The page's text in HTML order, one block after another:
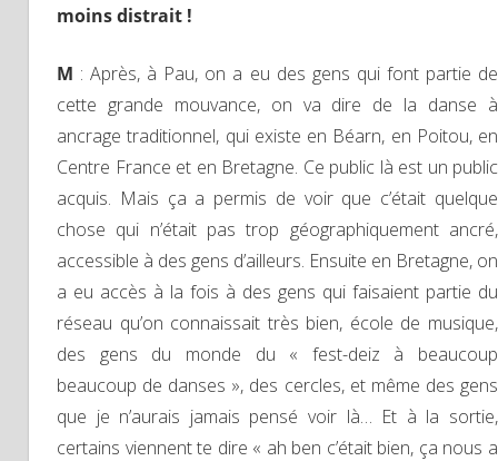
moins distrait !
M : Après, à Pau, on a eu des gens qui font partie de
cette grande mouvance, on va dire de la danse à
ancrage traditionnel, qui existe en Béarn, en Poitou, en
Centre France et en Bretagne. Ce public là est un public
acquis. Mais ça a permis de voir que c’était quelque
chose qui n’était pas trop géographiquement ancré,
accessible à des gens d’ailleurs. Ensuite en Bretagne, on
a eu accès à la fois à des gens qui faisaient partie du
réseau qu’on connaissait très bien, école de musique,
des gens du monde du « fest-deiz à beaucoup
beaucoup de danses », des cercles, et même des gens
que je n’aurais jamais pensé voir là… Et à la sortie,
certains viennent te dire « ah ben c’était bien, ça nous a